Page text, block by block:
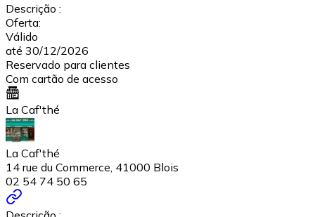
Descrição :
Oferta:
Válido
até 30/12/2026
Reservado para clientes
Com cartão de acesso
La Caf'thé
La Caf'thé
14 rue du Commerce, 41000 Blois
02 54 74 50 65